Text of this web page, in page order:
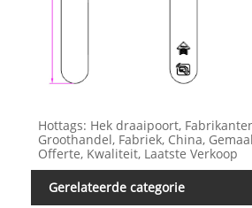
Hottags: Hek draaipoort,
Groothandel, Fabriek, China,
Offerte, Kwaliteit, Laatste Verkoop
Gerelateerde categorie